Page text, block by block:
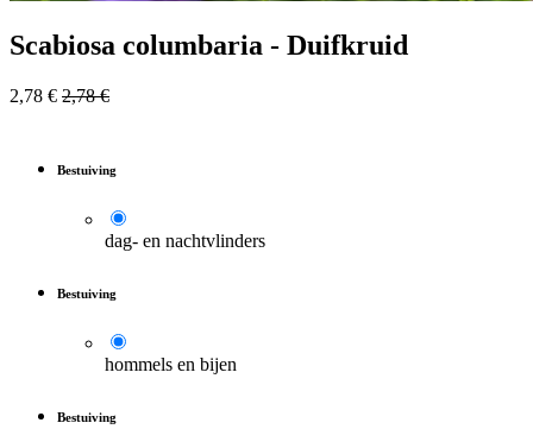
Scabiosa columbaria - Duifkruid
2,78 € 2,78€
Bestuiving
dag- en nachtvlinders
Bestuiving
hommels en bijen
Bestuiving